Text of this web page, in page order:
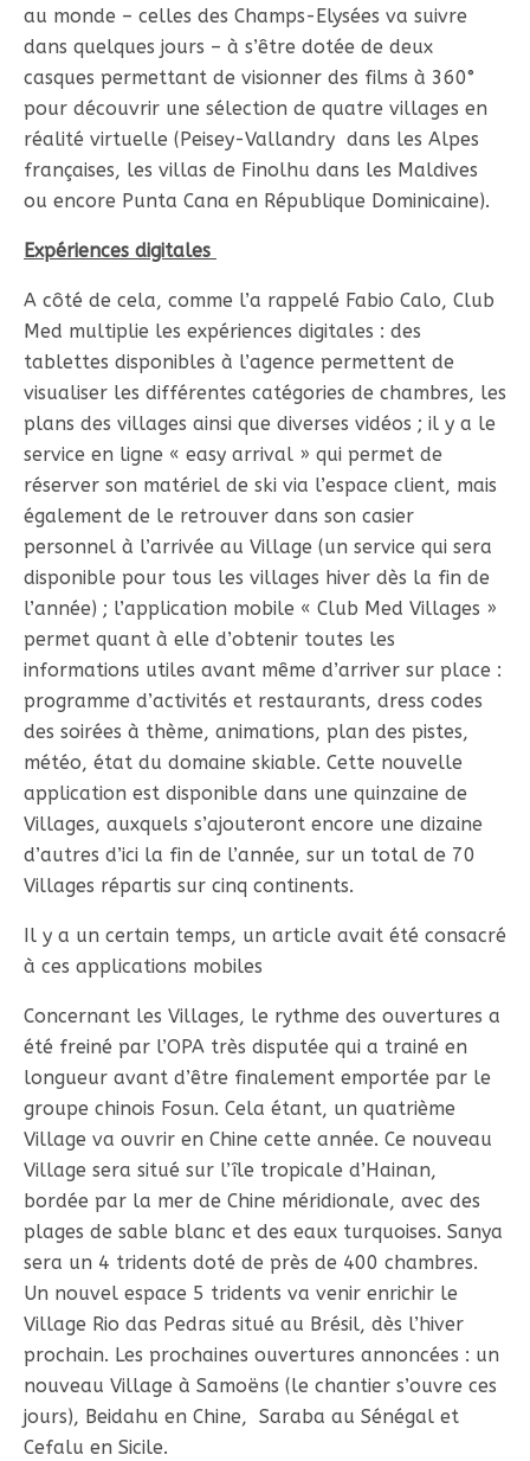
au monde – celles des Champs-Elysées va suivre
dans quelques jours – à s’être dotée de deux
casques permettant de visionner des films à 360°
pour découvrir une sélection de quatre villages en
réalité virtuelle (Peisey-Vallandry dans les Alpes
françaises, les villas de Finolhu dans les Maldives
ou encore Punta Cana en République Dominicaine).
Expériences digitales
A côté de cela, comme l’a rappelé Fabio Calo, Club
Med multiplie les expériences digitales : des
tablettes disponibles à l’agence permettent de
visualiser les différentes catégories de chambres, les
plans des villages ainsi que diverses vidéos ; il y a le
service en ligne « easy arrival » qui permet de
réserver son matériel de ski via l’espace client, mais
également de le retrouver dans son casier
personnel à l’arrivée au Village (un service qui sera
disponible pour tous les villages hiver dès la fin de
l’année) ; l’application mobile « Club Med Villages »
permet quant à elle d’obtenir toutes les
informations utiles avant même d’arriver sur place :
programme d’activités et restaurants, dress codes
des soirées à thème, animations, plan des pistes,
météo, état du domaine skiable. Cette nouvelle
application est disponible dans une quinzaine de
Villages, auxquels s’ajouteront encore une dizaine
d’autres d’ici la fin de l’année, sur un total de 70
Villages répartis sur cinq continents.
Il y a un certain temps, un article avait été consacré
à ces applications mobiles
Concernant les Villages, le rythme des ouvertures a
été freiné par l’OPA très disputée qui a trainé en
longueur avant d’être finalement emportée par le
groupe chinois Fosun. Cela étant, un quatrième
Village va ouvrir en Chine cette année. Ce nouveau
Village sera situé sur l’île tropicale d’Hainan,
bordée par la mer de Chine méridionale, avec des
plages de sable blanc et des eaux turquoises. Sanya
sera un 4 tridents doté de près de 400 chambres.
Un nouvel espace 5 tridents va venir enrichir le
Village Rio das Pedras situé au Brésil, dès l’hiver
prochain. Les prochaines ouvertures annoncées : un
nouveau Village à Samoëns (le chantier s’ouvre ces
jours), Beidahu en Chine, Saraba au Sénégal et
Cefalu en Sicile.